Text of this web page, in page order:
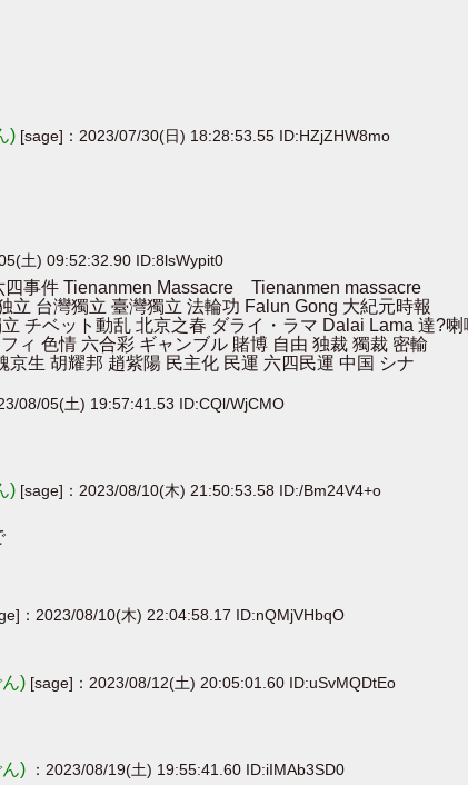
) [sage]：2023/07/30(日) 18:28:53.55 ID:HZjZHW8mo
土) 09:52:32.90 ID:8lsWypit0
事件 Tienanmen Massacre Tienanmen massacre
台灣獨立 臺灣獨立 法輪功 Falun Gong 大紀元時報
チベット動乱 北京之春 ダライ・ラマ Dalai Lama 達?喇
ィ 色情 六合彩 ギャンブル 賭博 自由 独裁 獨裁 密輸
生 胡耀邦 趙紫陽 民主化 民運 六四民運 中国 シナ
08/05(土) 19:57:41.53 ID:CQl/WjCMO
) [sage]：2023/08/10(木) 21:50:53.58 ID:/Bm24V4+o
：2023/08/10(木) 22:04:58.17 ID:nQMjVHbqO
) [sage]：2023/08/12(土) 20:05:01.60 ID:uSvMQDtEo
) ：2023/08/19(土) 19:55:41.60 ID:iIMAb3SD0